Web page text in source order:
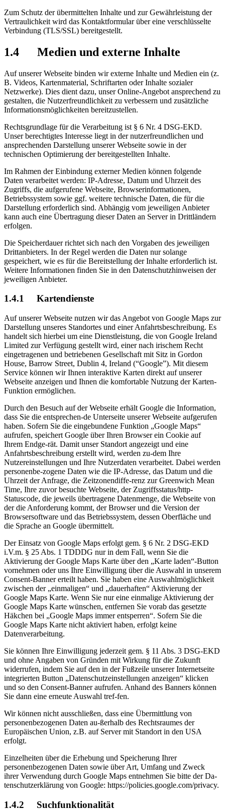
Zum Schutz der übermittelten Inhalte und zur Gewährleistung der
Vertraulichkeit wird das Kontaktformular über eine verschlüsselte
Verbindung (TLS/SSL) bereitgestellt.
1.4 Medien und externe Inhalte
Auf unserer Webseite binden wir externe Inhalte und Medien ein (z.
B. Videos, Kartenmaterial, Schriftarten oder Inhalte sozialer
Netzwerke). Dies dient dazu, unser Online-Angebot ansprechend zu
gestalten, die Nutzerfreundlichkeit zu verbessern und zusätzliche
Informationsmöglichkeiten bereitzustellen.
Rechtsgrundlage für die Verarbeitung ist § 6 Nr. 4 DSG-EKD.
Unser berechtigtes Interesse liegt in der nutzerfreundlichen und
ansprechenden Darstellung unserer Webseite sowie in der
technischen Optimierung der bereitgestellten Inhalte.
Im Rahmen der Einbindung externer Medien können folgende
Daten verarbeitet werden: IP-Adresse, Datum und Uhrzeit des
Zugriffs, die aufgerufene Webseite, Browserinformationen,
Betriebssystem sowie ggf. weitere technische Daten, die für die
Darstellung erforderlich sind. Abhängig vom jeweiligen Anbieter
kann auch eine Übertragung dieser Daten an Server in Drittländern
erfolgen.
Die Speicherdauer richtet sich nach den Vorgaben des jeweiligen
Drittanbieters. In der Regel werden die Daten nur solange
gespeichert, wie es für die Bereitstellung der Inhalte erforderlich ist.
Weitere Informationen finden Sie in den Datenschutzhinweisen der
jeweiligen Anbieter.
1.4.1 Kartendienste
Auf unserer Webseite nutzen wir das Angebot von Google Maps zur
Darstellung unseres Standortes und einer Anfahrtsbeschreibung. Es
handelt sich hierbei um eine Dienstleistung, die von Google Ireland
Limited zur Verfügung gestellt wird, einer nach irischem Recht
eingetragenen und betriebenen Gesellschaft mit Sitz in Gordon
House, Barrow Street, Dublin 4, Ireland (“Google”). Mit diesem
Service können wir Ihnen interaktive Karten direkt auf unserer
Webseite anzeigen und Ihnen die komfortable Nutzung der Karten-
Funktion ermöglichen.
Durch den Besuch auf der Webseite erhält Google die Information,
dass Sie die entsprechen-de Unterseite unserer Webseite aufgerufen
haben. Sofern Sie die eingebundene Funktion „Google Maps“
aufrufen, speichert Google über Ihren Browser ein Cookie auf
Ihrem Endge-rät. Damit unser Standort angezeigt und eine
Anfahrtsbeschreibung erstellt wird, werden zu-dem Ihre
Nutzereinstellungen und Ihre Nutzerdaten verarbeitet. Dabei werden
personenbe-zogene Daten wie die IP-Adresse, das Datum und die
Uhrzeit der Anfrage, die Zeitzonendiffe-renz zur Greenwich Mean
Time, Ihre zuvor besuchte Webseite, der Zugriffsstatus/http-
Statuscode, die jeweils übertragene Datenmenge, die Webseite von
der die Anforderung kommt, der Browser und die Version der
Browsersoftware und das Betriebssystem, dessen Oberfläche und
die Sprache an Google übermittelt.
Der Einsatz von Google Maps erfolgt gem. § 6 Nr. 2 DSG-EKD
i.V.m. § 25 Abs. 1 TDDDG nur in dem Fall, wenn Sie die
Aktivierung der Google Maps Karte über den „Karte laden“-Button
vornehmen oder uns Ihre Einwilligung über die Auswahl in unserem
Consent-Banner erteilt haben. Sie haben eine Auswahlmöglichkeit
zwischen der „einmaligen“ und „dauerhaften“ Aktivierung der
Google Maps Karte. Wenn Sie nur eine einmalige Aktivierung der
Google Maps Karte wünschen, entfernen Sie vorab das gesetzte
Häkchen bei „Google Maps immer entsperren“. Sofern Sie die
Google Maps Karte nicht aktiviert haben, erfolgt keine
Datenverarbeitung.
Sie können Ihre Einwilligung jederzeit gem. § 11 Abs. 3 DSG-EKD
und ohne Angaben von Gründen mit Wirkung für die Zukunft
widerrufen, indem Sie auf den in der Fußzeile unserer Internetseite
integrierten Button „Datenschutzeinstellungen anzeigen“ klicken
und so den Consent-Banner aufrufen. Anhand des Banners können
Sie dann eine erneute Auswahl tref-fen.
Wir können nicht ausschließen, dass eine Übermittlung von
personenbezogenen Daten au-ßerhalb des Rechtsraumes der
Europäischen Union, z.B. auf Server mit Standort in den USA
erfolgt.
Einzelheiten über die Erhebung und Speicherung Ihrer
personenbezogenen Daten sowie über Art, Umfang und Zweck
ihrer Verwendung durch Google Maps entnehmen Sie bitte der Da-
tenschutzerklärung von Google: https://policies.google.com/privacy.
1.4.2 Suchfunktionalität